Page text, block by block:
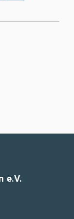
e.V.